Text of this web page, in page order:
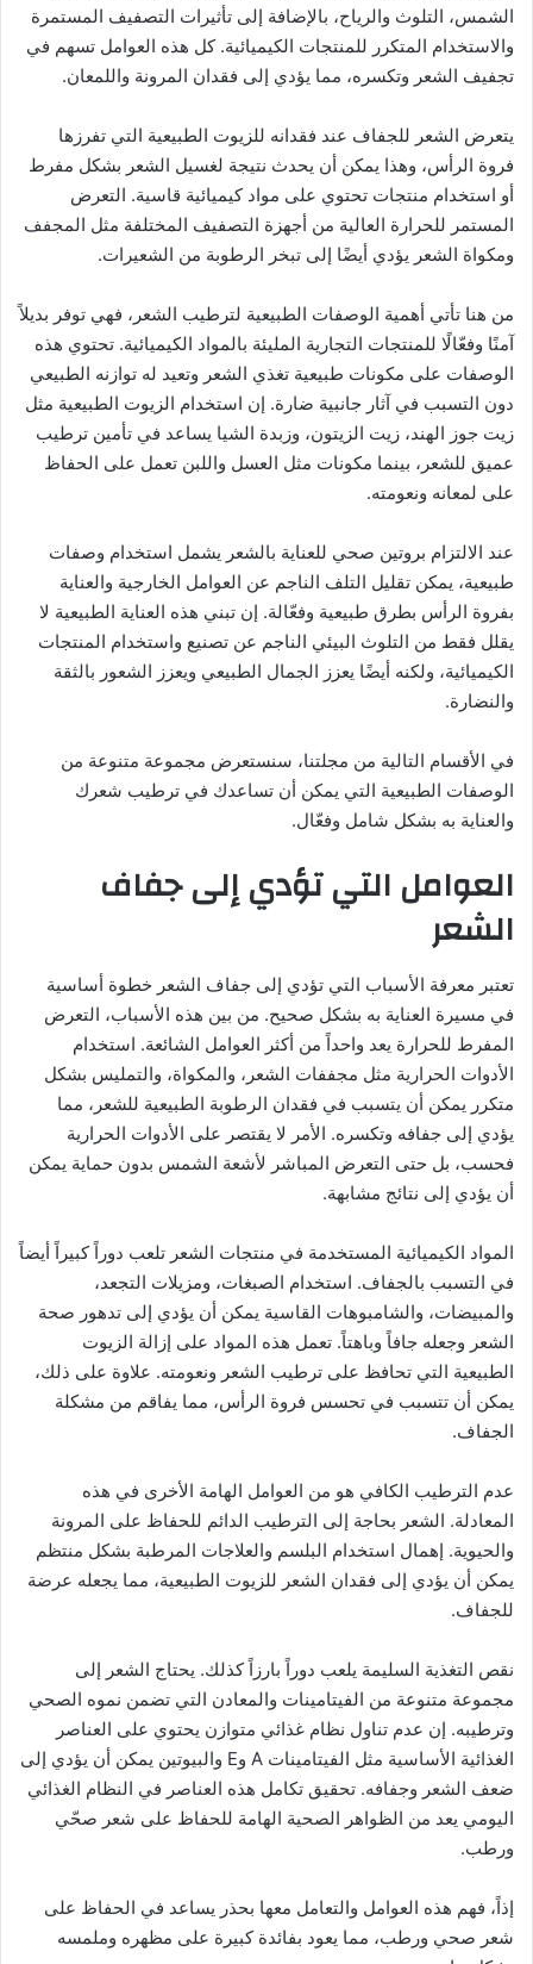
الشمس، التلوث والرياح، بالإضافة إلى تأثيرات التصفيف المستمرة
والاستخدام المتكرر للمنتجات الكيميائية. كل هذه العوامل تسهم في
تجفيف الشعر وتكسره، مما يؤدي إلى فقدان المرونة واللمعان.
يتعرض الشعر للجفاف عند فقدانه للزيوت الطبيعية التي تفرزها
فروة الرأس، وهذا يمكن أن يحدث نتيجة لغسيل الشعر بشكل مفرط
أو استخدام منتجات تحتوي على مواد كيميائية قاسية. التعرض
المستمر للحرارة العالية من أجهزة التصفيف المختلفة مثل المجفف
ومكواة الشعر يؤدي أيضًا إلى تبخر الرطوبة من الشعيرات.
من هنا تأتي أهمية الوصفات الطبيعية لترطيب الشعر، فهي توفر بديلاً
آمنًا وفعّالًا للمنتجات التجارية المليئة بالمواد الكيميائية. تحتوي هذه
الوصفات على مكونات طبيعية تغذي الشعر وتعيد له توازنه الطبيعي
دون التسبب في آثار جانبية ضارة. إن استخدام الزيوت الطبيعية مثل
زيت جوز الهند، زيت الزيتون، وزبدة الشيا يساعد في تأمين ترطيب
عميق للشعر، بينما مكونات مثل العسل واللبن تعمل على الحفاظ
على لمعانه ونعومته.
عند الالتزام بروتين صحي للعناية بالشعر يشمل استخدام وصفات
طبيعية، يمكن تقليل التلف الناجم عن العوامل الخارجية والعناية
بفروة الرأس بطرق طبيعية وفعّالة. إن تبني هذه العناية الطبيعية لا
يقلل فقط من التلوث البيئي الناجم عن تصنيع واستخدام المنتجات
الكيميائية، ولكنه أيضًا يعزز الجمال الطبيعي ويعزز الشعور بالثقة
والنضارة.
في الأقسام التالية من مجلتنا، سنستعرض مجموعة متنوعة من
الوصفات الطبيعية التي يمكن أن تساعدك في ترطيب شعرك
والعناية به بشكل شامل وفعّال.
العوامل التي تؤدي إلى جفاف
الشعر
تعتبر معرفة الأسباب التي تؤدي إلى جفاف الشعر خطوة أساسية
في مسيرة العناية به بشكل صحيح. من بين هذه الأسباب، التعرض
المفرط للحرارة يعد واحداً من أكثر العوامل الشائعة. استخدام
الأدوات الحرارية مثل مجففات الشعر، والمكواة، والتمليس بشكل
متكرر يمكن أن يتسبب في فقدان الرطوبة الطبيعية للشعر، مما
يؤدي إلى جفافه وتكسره. الأمر لا يقتصر على الأدوات الحرارية
فحسب، بل حتى التعرض المباشر لأشعة الشمس بدون حماية يمكن
أن يؤدي إلى نتائج مشابهة.
المواد الكيميائية المستخدمة في منتجات الشعر تلعب دوراً كبيراً أيضاً
في التسبب بالجفاف. استخدام الصبغات، ومزيلات التجعد،
والمبيضات، والشامبوهات القاسية يمكن أن يؤدي إلى تدهور صحة
الشعر وجعله جافاً وباهتاً. تعمل هذه المواد على إزالة الزيوت
الطبيعية التي تحافظ على ترطيب الشعر ونعومته. علاوة على ذلك،
يمكن أن تتسبب في تحسس فروة الرأس، مما يفاقم من مشكلة
الجفاف.
عدم الترطيب الكافي هو من العوامل الهامة الأخرى في هذه
المعادلة. الشعر بحاجة إلى الترطيب الدائم للحفاظ على المرونة
والحيوية. إهمال استخدام البلسم والعلاجات المرطبة بشكل منتظم
يمكن أن يؤدي إلى فقدان الشعر للزيوت الطبيعية، مما يجعله عرضة
للجفاف.
نقص التغذية السليمة يلعب دوراً بارزاً كذلك. يحتاج الشعر إلى
مجموعة متنوعة من الفيتامينات والمعادن التي تضمن نموه الصحي
وترطيبه. إن عدم تناول نظام غذائي متوازن يحتوي على العناصر
الغذائية الأساسية مثل الفيتامينات A وE والبيوتين يمكن أن يؤدي إلى
ضعف الشعر وجفافه. تحقيق تكامل هذه العناصر في النظام الغذائي
اليومي يعد من الظواهر الصحية الهامة للحفاظ على شعر صحّي
ورطب.
إذاً، فهم هذه العوامل والتعامل معها بحذر يساعد في الحفاظ على
شعر صحي ورطب، مما يعود بفائدة كبيرة على مظهره وملمسه